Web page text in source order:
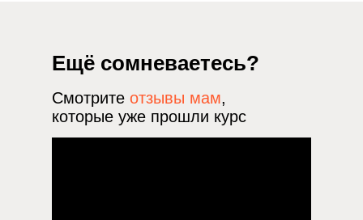
Ещё сомневаетесь?
Смотрите отзывы мам,
которые уже прошли курс